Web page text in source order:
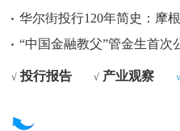
华尔街投行120年简史：摩
“中国金融教父”管金生首次
√ 投行报告 √ 产业观察